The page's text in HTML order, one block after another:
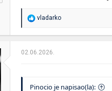
SCFM
Aorus
Neo 32
19-19-39)
Nitro+
R
a
o
vladarko
02.06.2026.
Pinocio je napisao(la):